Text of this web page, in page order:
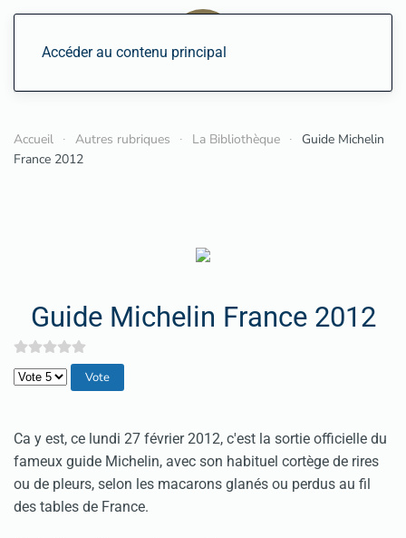
Accéder au contenu principal
Accueil Autres rubriques La Bibliothèque
Guide Michelin
France 2012
Guide Michelin France 2012
Veuillez voter
Ca y est, ce lundi 27 février 2012, c'est la sortie officielle du
fameux guide Michelin, avec son habituel cortège de rires
ou de pleurs, selon les macarons glanés ou perdus au fil
des tables de France.